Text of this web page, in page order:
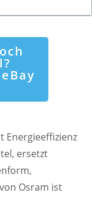
Energieeffizienz
ersetzt
Osram ist